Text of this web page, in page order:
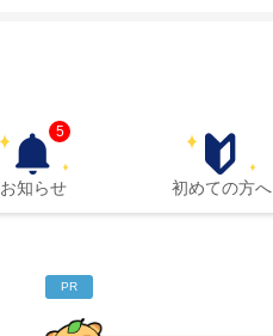
お知らせ
5
初めての方へ
PR